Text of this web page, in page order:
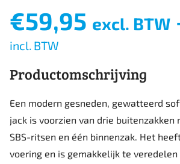
€59,95 excl. BTW
incl. BTW
Productomschrijving
Een modern gesneden, gewatteerd
jack is voorzien van drie buitenzakken
SBS-ritsen en één binnenzak. Het
voering en is gemakkelijk te veredelen